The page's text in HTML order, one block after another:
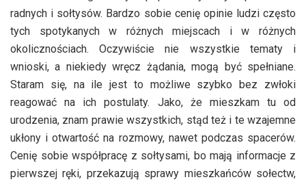
radnych i sołtysów. Bardzo sobie cenię opinie ludzi często
tych spotykanych w różnych miejscach i w różnych
okolicznościach. Oczywiście nie wszystkie tematy i
wnioski, a niekiedy wręcz żądania, mogą być spełniane.
Staram się, na ile jest to możliwe szybko bez zwłoki
reagować na ich postulaty. Jako, że mieszkam tu od
urodzenia, znam prawie wszystkich, stąd też i te wzajemne
ukłony i otwartość na rozmowy, nawet podczas spacerów.
Cenię sobie współpracę z sołtysami, bo mają informacje z
pierwszej ręki, przekazują sprawy mieszkańców sołectw,